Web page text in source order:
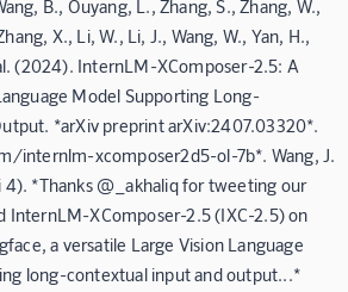
B., Ouyang, L., Zhang, S., Zhang, W.,
X., Li, W., Li, J., Wang, W., Yan, H.,
(2024). InternLM-XComposer-2.5: A
Model Supporting Long-
*arXiv preprint arXiv:2407.03320*.
internlm-xcomposer2d5-ol-7b*. Wang, J.
*Thanks @_akhaliq for tweeting our
InternLM-XComposer-2.5 (IXC-2.5) on
a versatile Large Vision Language
long-contextual input and output...*